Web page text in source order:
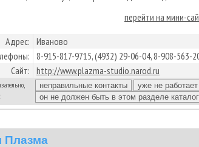
перейти на мини-
Адрес: Иваново
8-915-817-9715, (4932) 29-06-04, 8-908-563-
Сайт: http://www.plazma-studio.narod.ru
Плазма